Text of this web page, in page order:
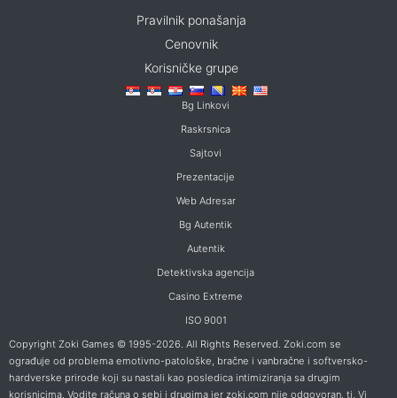
Pravilnik ponašanja
Cenovnik
Korisničke grupe
Bg Linkovi
Raskrsnica
Sajtovi
Prezentacije
Web Adresar
Bg Autentik
Autentik
Detektivska agencija
Casino Extreme
ISO 9001
Copyright Zoki Games © 1995-2026. All Rights Reserved. Zoki.com se
ograđuje od problema emotivno-patološke, bračne i vanbračne i softversko-
hardverske prirode koji su nastali kao posledica intimiziranja sa drugim
korisnicima. Vodite računa o sebi i drugima jer zoki.com nije odgovoran, tj. Vi